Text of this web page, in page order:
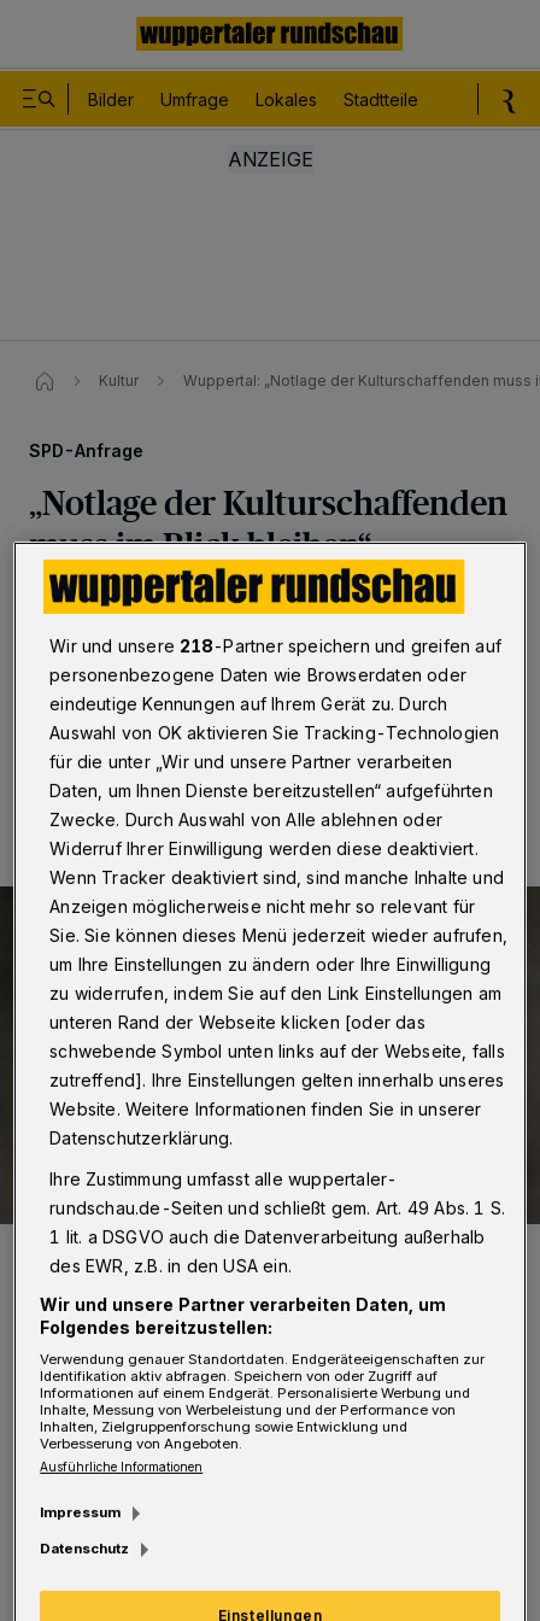
Bilder Umfrage Lokales Stadtteile
Kultur Wuppertal: „Notlage der Kulturschaffenden muss
SPD-Anfrage
„Notlage der Kulturschaffenden
muss im Blick bleiben“
Wuppertal·Die Wuppertaler SPD will wissen, wie hart
getroffen hat. Sie hat deshalb im Kulturausschuss eine
Anfrage an die Verwaltung gestellt.
05.05.2021 , 07:30 Uhr
Bürgermeister Heiner Fragemann (SPD).
Foto: Jens Grossmann
Dies sei geschehen, „um die aktuelle Situation
der Wuppertaler Kulturszene noch besser
einschätzen und Handlungsbedarfe ableiten zu
können“, so Bürgermeister Heiner
Ratsfraktion im Kulturausschuss ist. „Mit den
Wir und unsere 218-Partner speichern und greifen auf
personenbezogene Daten wie Browserdaten oder
eindeutige Kennungen auf Ihrem Gerät zu. Durch
Auswahl von OK aktivieren Sie Tracking-Technologien
für die unter „Wir und unsere Partner verarbeiten
Daten, um Ihnen Dienste bereitzustellen“ aufgeführten
Zwecke. Durch Auswahl von Alle ablehnen oder
Widerruf Ihrer Einwilligung werden diese deaktiviert.
Wenn Tracker deaktiviert sind, sind manche Inhalte und
Anzeigen möglicherweise nicht mehr so relevant für
Sie. Sie können dieses Menü jederzeit wieder aufrufen,
um Ihre Einstellungen zu ändern oder Ihre Einwilligung
zu widerrufen, indem Sie auf den Link Einstellungen am
unteren Rand der Webseite klicken [oder das
schwebende Symbol unten links auf der Webseite, falls
zutreffend]. Ihre Einstellungen gelten innerhalb unseres
Website. Weitere Informationen finden Sie in unserer
Datenschutzerklärung.
Ihre Zustimmung umfasst alle wuppertaler-
rundschau.de-Seiten und schließt gem. Art. 49 Abs. 1 S.
1 lit. a DSGVO auch die Datenverarbeitung außerhalb
des EWR, z.B. in den USA ein.
Wir und unsere Partner verarbeiten Daten, um
Folgendes bereitzustellen:
Verwendung genauer Standortdaten. Endgeräteeigenschaften zur
Identifikation aktiv abfragen. Speichern von oder Zugriff auf
Informationen auf einem Endgerät. Personalisierte Werbung und
Inhalte, Messung von Werbeleistung und der Performance von
Inhalten, Zielgruppenforschung sowie Entwicklung und
Verbesserung von Angeboten.
Ausführliche Informationen
Impressum
Datenschutz
Einstellungen